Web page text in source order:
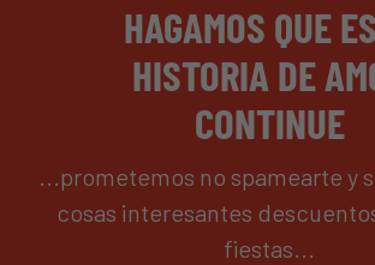
HAGAMOS QUE
HISTORIA DE
CONTINUE
...prometemos no spamearte y
cosas interesantes
fiestas...